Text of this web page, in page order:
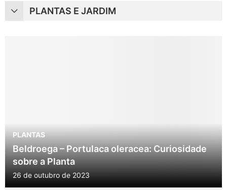
PLANTAS E JARDIM
PLANTAS
Beldroega – Portulaca oleracea: Curiosidade
sobre a Planta
26 de outubro de 2023